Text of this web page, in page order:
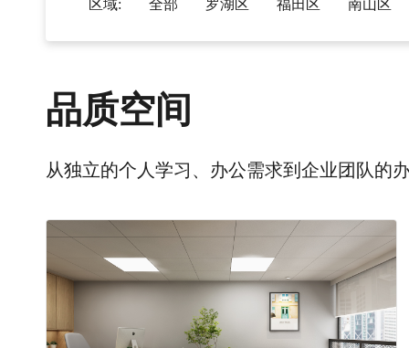
区域: 全部 罗湖区 福田区 南山区
品质空间
从独立的个人学习、办公需求到企业团队的